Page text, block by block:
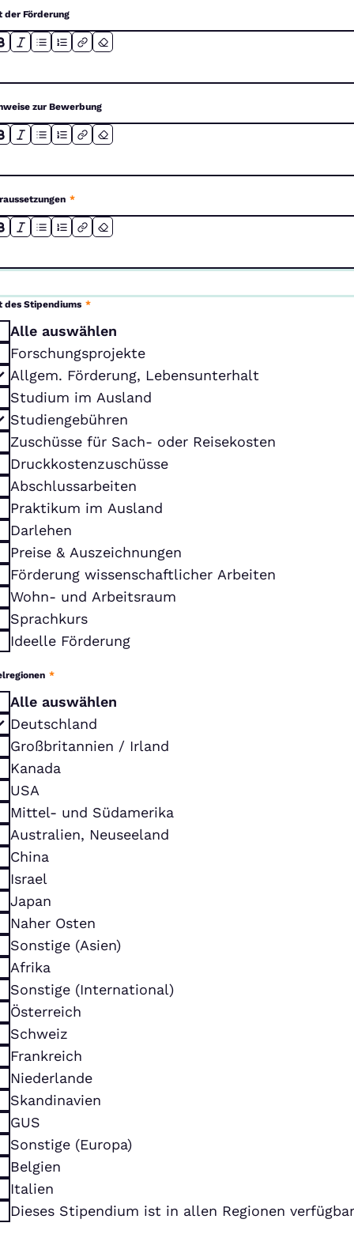
der Förderung
zur Bewerbung
*
des Stipendiums *
Alle auswählen
Forschungsprojekte
Allgem. Förderung, Lebensunterhalt
Studium im Ausland
Studiengebühren
Zuschüsse für Sach- oder Reisekosten
Druckkostenzuschüsse
Abschlussarbeiten
Praktikum im Ausland
Darlehen
Preise & Auszeichnungen
Förderung wissenschaftlicher Arbeiten
Wohn- und Arbeitsraum
Sprachkurs
Ideelle Förderung
*
Alle auswählen
Deutschland
Großbritannien / Irland
Kanada
USA
Mittel- und Südamerika
Australien, Neuseeland
China
Israel
Japan
Naher Osten
Sonstige (Asien)
Afrika
Sonstige (International)
Österreich
Schweiz
Frankreich
Niederlande
Skandinavien
GUS
Sonstige (Europa)
Belgien
Italien
Dieses Stipendium ist in allen Regionen